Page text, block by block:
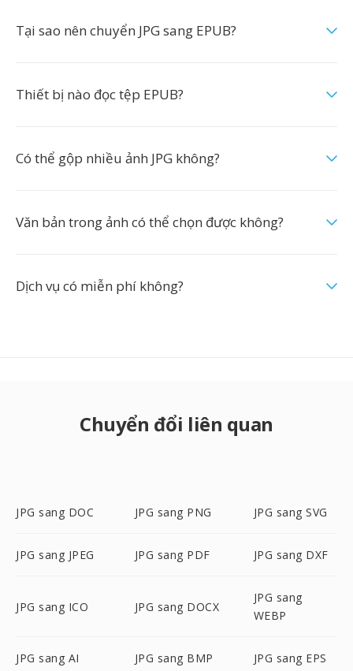
Tại sao nên chuyển JPG sang EPUB?
Thiết bị nào đọc tệp EPUB?
Có thể gộp nhiều ảnh JPG không?
Văn bản trong ảnh có thể chọn được không?
Dịch vụ có miễn phí không?
Chuyển đổi liên quan
JPG sang DOC JPG sang PNG JPG sang SVG
JPG sang JPEG JPG sang PDF JPG sang DXF
JPG sang ICO JPG sang DOCX
JPG sang
WEBP
JPG sang AI JPG sang BMP JPG sang EPS